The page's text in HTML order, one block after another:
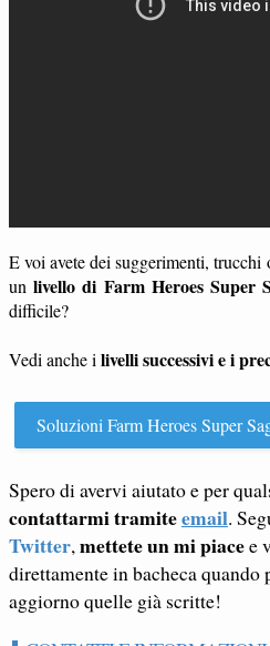
E voi avete dei suggerimenti, trucchi
unlivello di Farm Heroes Super
difficile?
Vedi anche i livelli successivi e i
Soluzioni Farm Heroes Super
Spero di avervi aiutato e per
contattarmi tramiteemail.
Twitter,mettete un mi piacee
direttamente in bacheca
aggiorno quelle già scritte!